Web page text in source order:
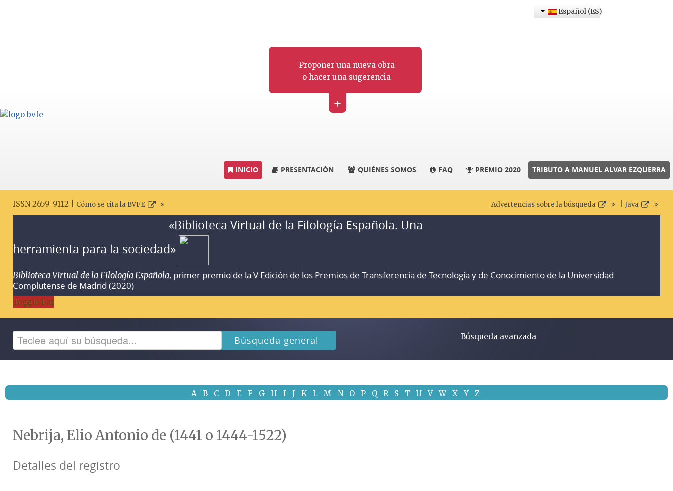
Proponer una nueva obra
o hacer una sugerencia
+
Español (ES)
INICIO PRESENTACIÓN QUIÉNES SOMOS FAQ PREMIO 2020 TRIBUTO A MANUEL ALVAR EZQUERRA
ISSN 2659-9112 | Cómo se cita la BVFE Advertencias sobre la búsqueda Java
«Biblioteca Virtual de la Filología Española. Una
herramienta para la sociedad»
Biblioteca Virtual de la Filología Española, primer premio de la V Edición de los Premios de Transferencia de Tecnología y de Conocimiento de la Universidad
Complutense de Madrid (2020)
Toggle Bar
Búsqueda general Búsqueda avanzada
A B C D E F G H I J K L M N O P Q R S T U V W X Y Z
Nebrija, Elio Antonio de (1441 o 1444-1522)
Detalles del registro